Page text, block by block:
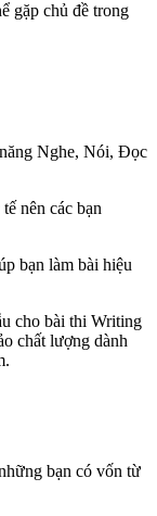
gặp chủ đề trong
Nghe, Nói, Đọc
nên các bạn
bạn làm bài hiệu
cho bài thi Writing
chất lượng dành
bạn có vốn từ